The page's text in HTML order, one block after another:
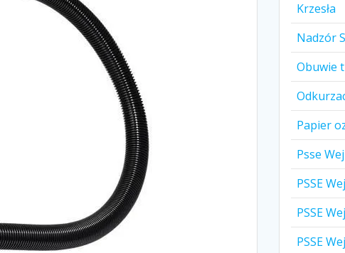
Krzesła
Nadzór
Obuwie
Papier
Psse
PSSE
PSSE
PSSE